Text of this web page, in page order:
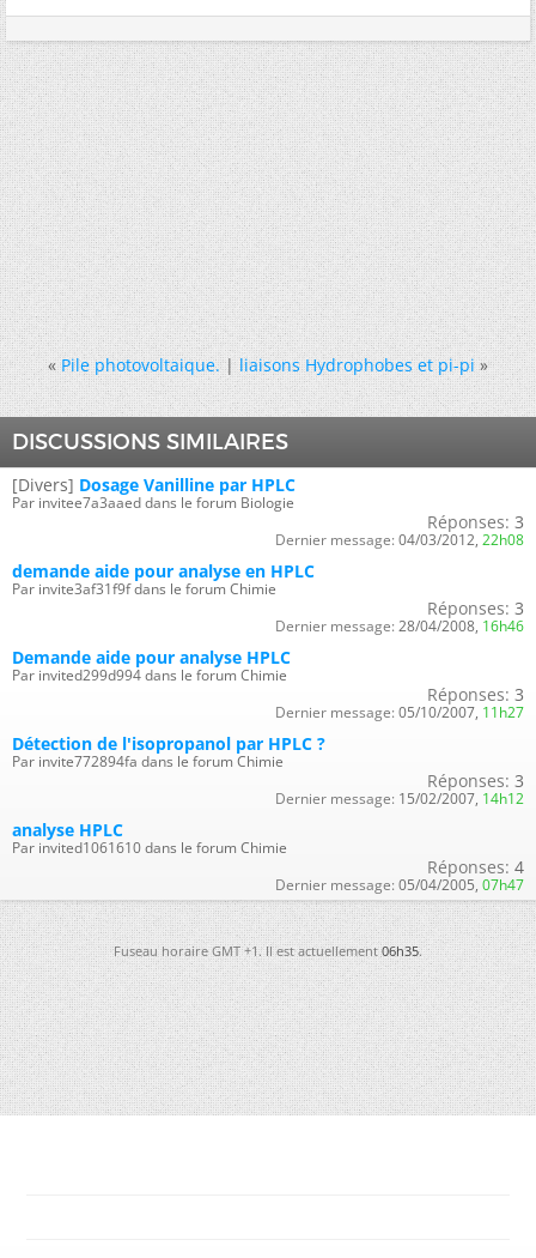
« Pile photovoltaique.|liaisons Hydrophobes et pi-pi »
DISCUSSIONS SIMILAIRES
[Divers] Dosage Vanilline par HPLC
Par invitee7a3aaed dans le forum Biologie
Réponses: 3
Dernier message: 04/03/2012, 22h08
demande aide pour analyse en HPLC
Par invite3af31f9f dans le forum Chimie
Réponses: 3
Dernier message: 28/04/2008, 16h46
Demande aide pour analyse HPLC
Par invited299d994 dans le forum Chimie
Réponses: 3
Dernier message: 05/10/2007, 11h27
Détection de l'isopropanol par HPLC ?
Par invite772894fa dans le forum Chimie
Réponses: 3
Dernier message: 15/02/2007, 14h12
analyse HPLC
Par invited1061610 dans le forum Chimie
Réponses: 4
Dernier message: 05/04/2005, 07h47
Fuseau horaire GMT +1. Il est actuellement06h35.